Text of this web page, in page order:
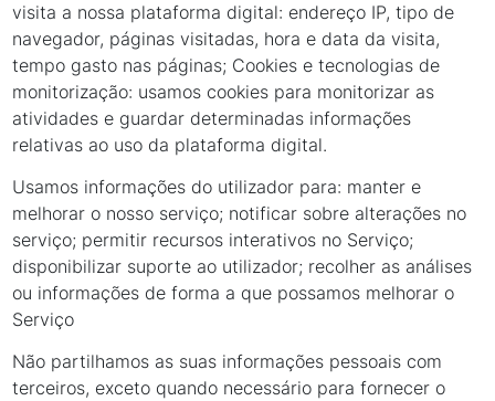
visita a nossa plataforma digital: endereço IP, tipo de
navegador, páginas visitadas, hora e data da visita,
tempo gasto nas páginas; Cookies e tecnologias de
monitorização: usamos cookies para monitorizar as
atividades e guardar determinadas informações
relativas ao uso da plataforma digital.
Usamos informações do utilizador para: manter e
melhorar o nosso serviço; notificar sobre alterações no
serviço; permitir recursos interativos no Serviço;
disponibilizar suporte ao utilizador; recolher as análises
ou informações de forma a que possamos melhorar o
Serviço
Não partilhamos as suas informações pessoais com
terceiros, exceto quando necessário para fornecer o